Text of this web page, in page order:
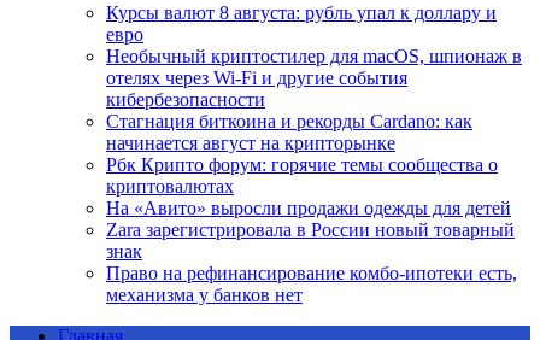
Курсы валют 8 августа: рубль упал к доллару и
евро
Необычный криптостилер для macOS, шпионаж в
отелях через Wi-Fi и другие события
кибербезопасности
Стагнация биткоина и рекорды Cardano: как
начинается август на крипторынке
Рбк Крипто форум: горячие темы сообщества о
криптовалютах
На «Авито» выросли продажи одежды для детей
Zara зарегистрировала в России новый товарный
знак
Право на рефинансирование комбо-ипотеки есть,
механизма у банков нет
Главная